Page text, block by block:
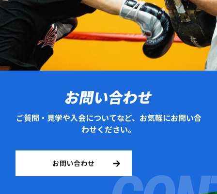
お問い合わせ
ご質問・見学や入会についてなど、お気軽にお問い合
わせください。
お問い合わせ